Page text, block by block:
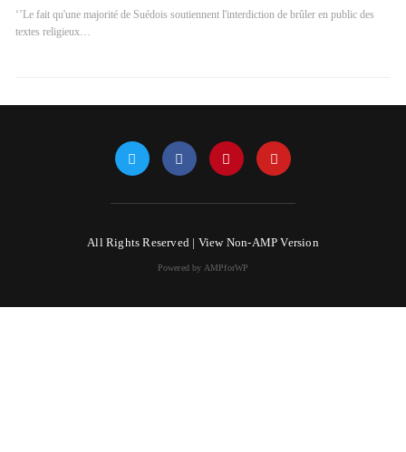
‘’Le fait qu'une majorité de Suédois soutiennent l'interdiction de brûler en public des
textes religieux…
All Rights Reserved | View Non-AMP Version
Powered by AMPforWP